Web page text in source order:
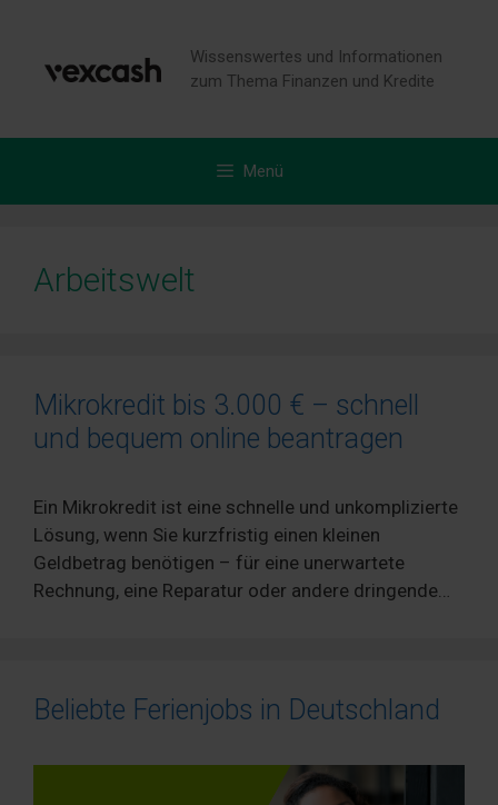
springen
Wissenswertes und Informationen
zum Thema Finanzen und Kredite
Menü
Arbeitswelt
Mikrokredit bis 3.000 € – schnell
und bequem online beantragen
Ein Mikrokredit ist eine schnelle und unkomplizierte
Lösung, wenn Sie kurzfristig einen kleinen
Geldbetrag benötigen – für eine unerwartete
Rechnung, eine Reparatur oder andere dringende…
Beliebte Ferienjobs in Deutschland